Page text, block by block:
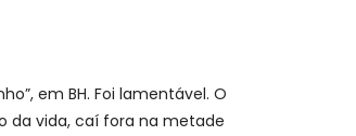
em BH. Foi lamentável. O
da vida, caí fora na metade